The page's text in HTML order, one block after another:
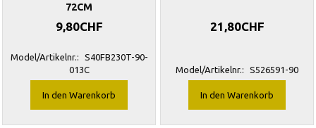
72CM
9,80CHF
Model/Artikelnr.:
S40FB230T-90-
013C
In den Warenkorb
21,80CHF
Model/Artikelnr.: S526591-90
In den Warenkorb